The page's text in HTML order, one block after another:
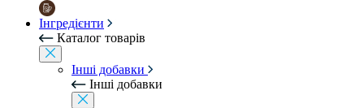
Інгредієнти
Каталог товарів
Інші добавки
Інші добавки